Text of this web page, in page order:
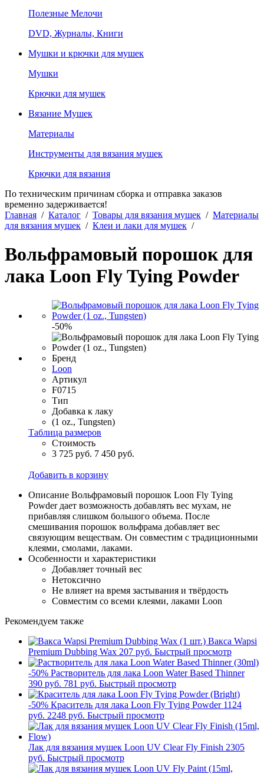
Полезные Мелочи
DVD, Журналы, Книги
Мушки и крючки для мушек
Мушки
Крючки для мушек
Вязание Мушек
Материалы
Инструменты для вязания мушек
Крючки для вязания
По техническим причинам сборка и отправка заказов
временно задерживается!
Главная / Каталог / Товары для вязания мушек / Материалы
для вязания мушек / Клеи и лаки для мушек /
Вольфрамовый порошок для
лака Loon Fly Tying Powder
-50%
Бренд
Loon
Артикул
F0715
Тип
Добавка к лаку
(1 oz., Tungsten)
Таблица размеров
Стоимость
3 725 руб. 7 450 руб.
Добавить в корзину
Описание Вольфрамовый порошок Loon Fly Tying
Powder дает возможность добавлять вес мухам, не
прибавляя слишком большого объема. После
смешивания порошок вольфрама добавляет вес
связующим веществам. Он совместим с традиционными
клеями, смолами, лаками.
Особенности и характеристики
Добавляет точный вес
Нетоксично
Не влияет на время застывания и твёрдость
Совместим со всеми клеями, лаками Loon
Рекомендуем также
Вакса Wapsi
Premium Dubbing Wax 207 руб. Быстрый просмотр
-50% Растворитель для лака Loon Water Based Thinner
390 руб. 781 руб. Быстрый просмотр
-50% Краситель для лака Loon Fly Tying Powder 1124
руб. 2248 руб. Быстрый просмотр
Лак для вязания мушек Loon UV Clear Fly Finish 2305
руб. Быстрый просмотр